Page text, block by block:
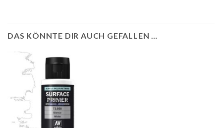
DAS KÖNNTE DIR AUCH GEFALLEN …